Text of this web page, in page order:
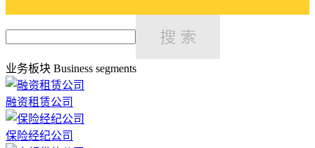
业务板块 Business segments
融资租赁公司
保险经纪公司